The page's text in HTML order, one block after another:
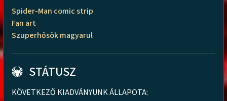
Spider-Man comic strip
Fan art
Szuperhősök magyarul
STÁTUSZ
KÖVETKEZŐ KIADVÁNYUNK ÁLLAPOTA: